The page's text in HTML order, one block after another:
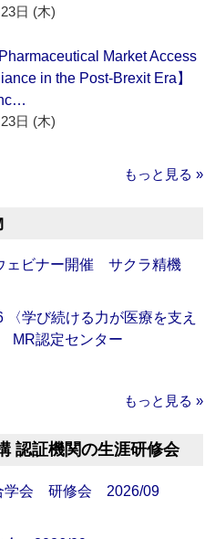
日 (木)
Market Access
in the Post-Brexit Era】
日 (木)
もっと見る »
ェビナー開催 サクラ精機
学び続ける力が医療を支え
MR認定センター
もっと見る »
認証機関の生涯研修会
学会 研修会 2026/09